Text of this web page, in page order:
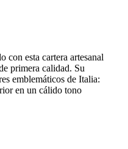
con esta cartera artesanal
primera calidad. Su
emblemáticos de Italia:
en un cálido tono